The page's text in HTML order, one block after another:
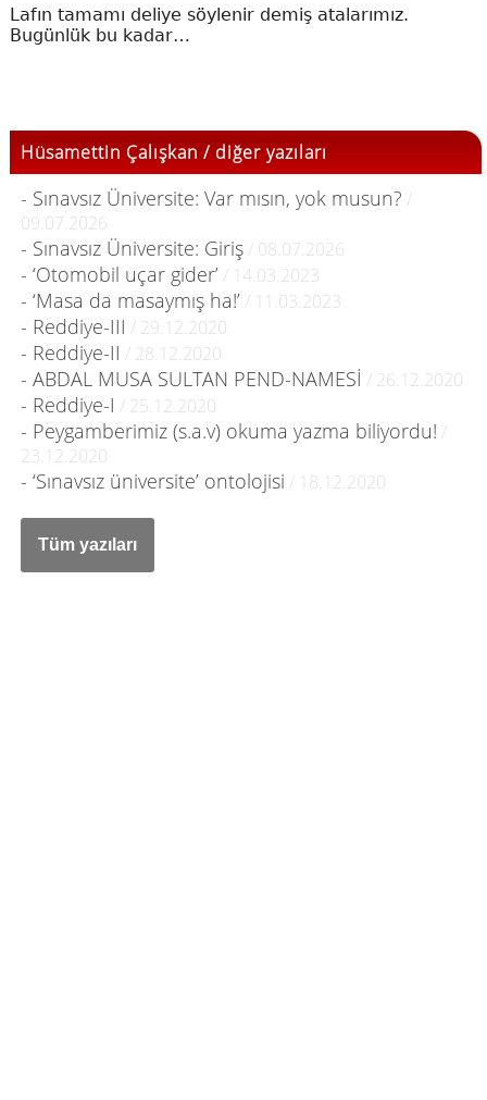
Lafın tamamı deliye söylenir demiş atalarımız.
Bugünlük bu kadar…
Hüsamettin Çalışkan / diğer yazıları
- Sınavsız Üniversite: Var mısın, yok musun? /
09.07.2026
- Sınavsız Üniversite: Giriş/ 08.07.2026
- ‘Otomobil uçar gider’/ 14.03.2023
- ‘Masa da masaymış ha!’/ 11.03.2023
- Reddiye-III / 29.12.2020
- Reddiye-II / 28.12.2020
- ABDAL MUSA SULTAN PEND-NAMESİ / 26.12.2020
- Reddiye-I / 25.12.2020
- Peygamberimiz (s.a.v) okuma yazma biliyordu! /
23.12.2020
- ‘Sınavsız üniversite’ ontolojisi / 18.12.2020